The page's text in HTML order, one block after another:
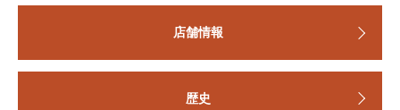
店舗情報
歴史